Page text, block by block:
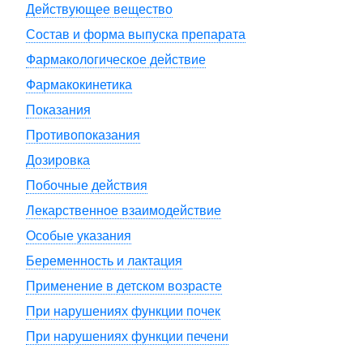
Действующее вещество
Состав и форма выпуска препарата
Фармакологическое действие
Фармакокинетика
Показания
Противопоказания
Дозировка
Побочные действия
Лекарственное взаимодействие
Особые указания
Беременность и лактация
Применение в детском возрасте
При нарушениях функции почек
При нарушениях функции печени